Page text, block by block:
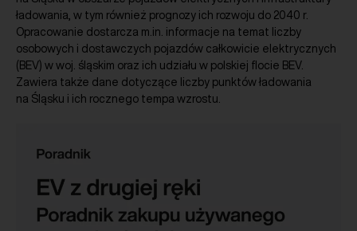
ładowania, w tym również prognozy ich rozwoju do 2040 r.
Opracowanie dostarcza m.in. informacje na temat liczby
osobowych i dostawczych pojazdów całkowicie elektrycznych
(BEV) w woj. śląskim oraz ich udziału w polskiej flocie BEV.
Zawiera także dane dotyczące liczby punktów ładowania
na Śląsku i ich rocznego tempa wzrostu.